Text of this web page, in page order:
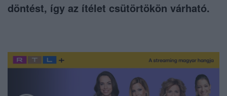
döntést, így az ítélet csütörtökön várható.